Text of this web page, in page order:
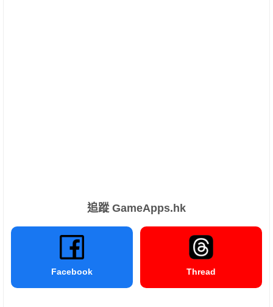
追蹤 GameApps.hk
Facebook Thread